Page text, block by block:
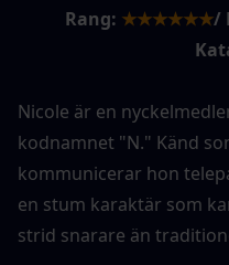
Rang: ★★★★★★/
Nicole är en
kodnamnet "N." Känd
kommunicerar hon
en stum karaktär som
strid snarare än